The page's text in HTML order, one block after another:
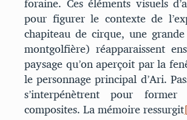
pour figurer le contexte de
chapiteau de cirque, une
montgolfière) réapparaissent
paysage qu’on aperçoit par la
le personnage principal d’Ari.
s’interpénètrent pour former
composites. La mémoire ressurgit